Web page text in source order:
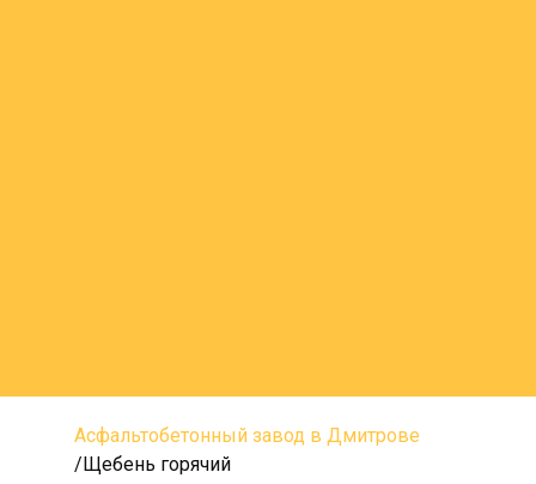
Асфальтобетонный завод в Дмитрове
Щебень горячий